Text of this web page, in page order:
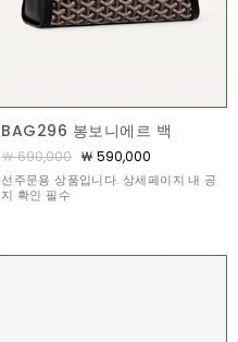
BAG296 봉보니에르 백
￦ 690,000 ￦ 590,000
선주문용 상품입니다. 상세페이지 내 공
지 확인 필수